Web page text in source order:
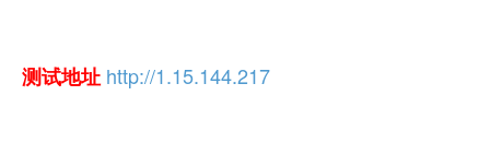
测试地址 http://1.15.144.217